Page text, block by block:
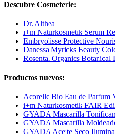
Descubre Cosmeterie:
Dr. Althea
i+m Naturkosmetik Serum
Embryolisse Protective
Danessa Myricks Beauty
Rosental Organics
Productos nuevos:
Acorelle Bio Eau de Parfum
i+m Naturkosmetik FAIR
GYADA Mascarilla
GYADA Mascarilla
GYADA Aceite Seco